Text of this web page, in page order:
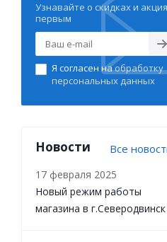
Узнавайте о скидках и
первым
Я согласен наобработку
персональных данных
Новости Все
17 февраля 2025
Новый режим работы
магазина в г.Северодвинск